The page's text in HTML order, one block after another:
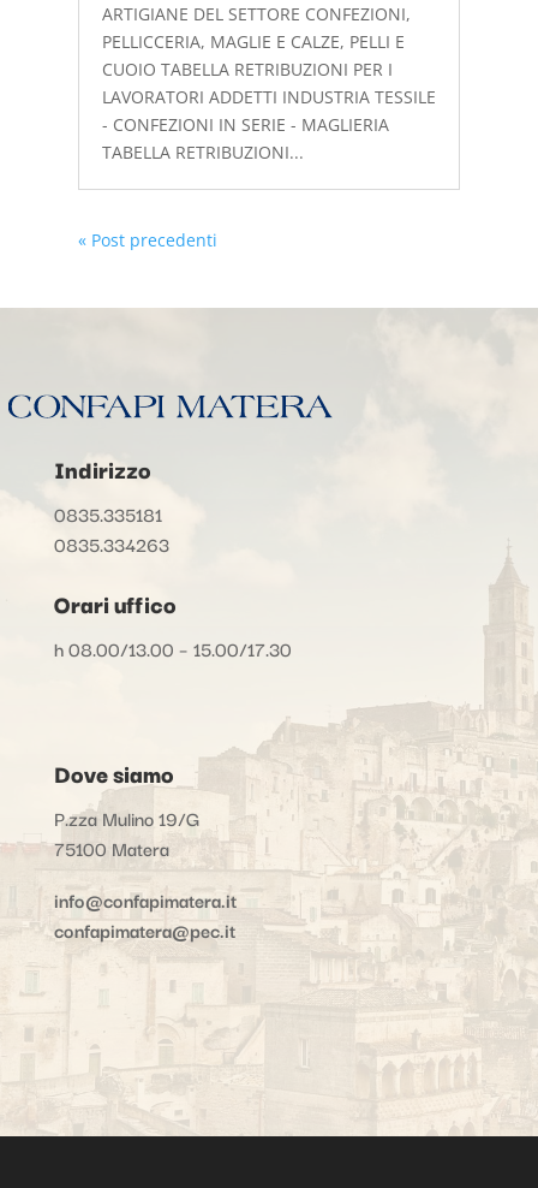
ARTIGIANE DEL SETTORE CONFEZIONI,
PELLICCERIA, MAGLIE E CALZE, PELLI E
CUOIO TABELLA RETRIBUZIONI PER I
LAVORATORI ADDETTI INDUSTRIA TESSILE
- CONFEZIONI IN SERIE - MAGLIERIA
TABELLA RETRIBUZIONI...
« Post precedenti
Indirizzo
0835.335181
0835.334263
Orari uffico
h 08.00/13.00 – 15.00/17.30
Dove siamo
P.zza Mulino 19/G
75100 Matera
info@confapimatera.it
confapimatera@pec.it